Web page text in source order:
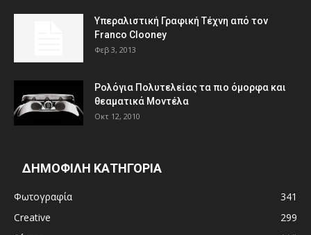
Υπεραλιστική Γραφική Τέχνη από τον
Franco Clooney
Φεβ 3, 2013
Ρολόγια Πολυτελείας τα πιο όμορφα και
θεαματικά Μοντέλα
Οκτ 12, 2010
ΔΗΜΟΦΙΛΗ ΚΑΤΗΓΟΡΙΑ
Φωτογραφία
341
Creative
299